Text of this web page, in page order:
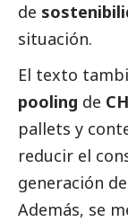
de
situación.
El texto
pooling de
pallets y
reducir el
generación
Además, se